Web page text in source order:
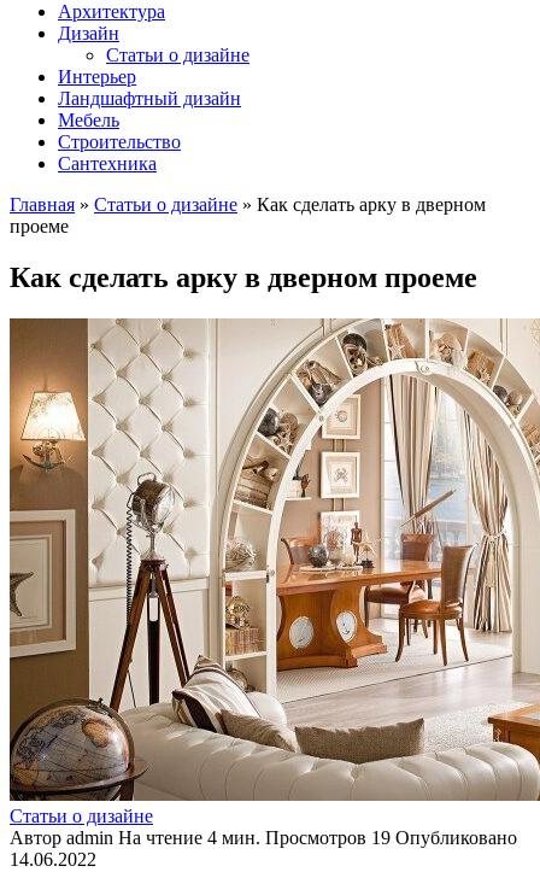
Архитектура
Дизайн
Статьи о дизайне
Интерьер
Ландшафтный дизайн
Мебель
Строительство
Сантехника
Главная » Статьи о дизайне » Как сделать арку в дверном
проеме
Как сделать арку в дверном проеме
Статьи о дизайне
Автор admin На чтение 4 мин. Просмотров 19 Опубликовано
14.06.2022